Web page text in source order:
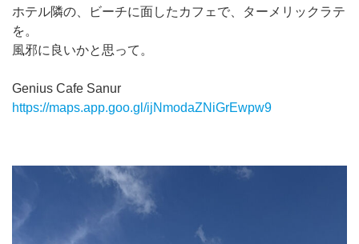
ホテル隣の、ビーチに面したカフェで、ターメリックラテ
を。
風邪に良いかと思って。
Genius Cafe Sanur
https://maps.app.goo.gl/ijNmodaZNiGrEwpw9